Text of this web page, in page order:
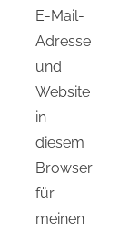
E-Mail-
Adresse
und
Website
in
diesem
Browser
für
meinen